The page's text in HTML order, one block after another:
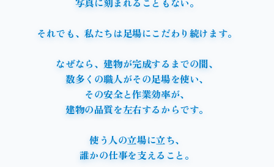
それで も、私たちは足場にこだわ り 続け ます。
なぜなら、建物が完成する までの間、
数多く の職人がその足場を使い、
その安全と作業効率が、
建物の品質を左右するか らです。
使う 人の立場に立ち、
誰かの仕事を支える こ と。